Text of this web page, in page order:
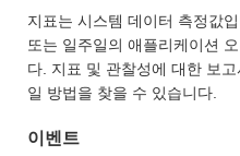
지표는 시스템 데이터 측정값
또는 일주일의 애플리케이션
다. 지표 및 관찰성에 대한 보
일 방법을 찾을 수 있습니다.
이벤트